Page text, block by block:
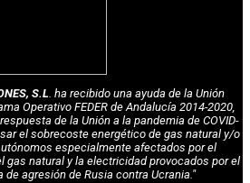
S.L. ha recibido una ayuda de la Unión
Operativo FEDER de Andalucía 2014-2020,
de la Unión a la pandemia de COVID-
el sobrecoste energético de gas natural y/o
especialmente afectados por el
gas natural y la electricidad provocados por el
de agresión de Rusia contra Ucrania."